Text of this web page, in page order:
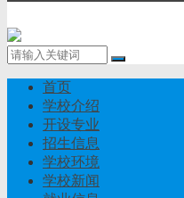
首页
学校介绍
开设专业
招生信息
学校环境
学校新闻